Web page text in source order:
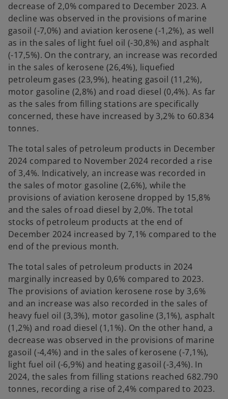
decrease of 2,0% compared to December 2023. A
decline was observed in the provisions of marine
gasoil (-7,0%) and aviation kerosene (-1,2%), as well
as in the sales of light fuel oil (-30,8%) and asphalt
(-17,5%). On the contrary, an increase was recorded
in the sales of kerosene (26,4%), liquefied
petroleum gases (23,9%), heating gasoil (11,2%),
motor gasoline (2,8%) and road diesel (0,4%). As far
as the sales from filling stations are specifically
concerned, these have increased by 3,2% to 60.834
tonnes.
The total sales of petroleum products in December
2024 compared to November 2024 recorded a rise
of 3,4%. Indicatively, an increase was recorded in
the sales of motor gasoline (2,6%), while the
provisions of aviation kerosene dropped by 15,8%
and the sales of road diesel by 2,0%. The total
stocks of petroleum products at the end of
December 2024 increased by 7,1% compared to the
end of the previous month.
The total sales of petroleum products in 2024
marginally increased by 0,6% compared to 2023.
The provisions of aviation kerosene rose by 3,6%
and an increase was also recorded in the sales of
heavy fuel oil (3,3%), motor gasoline (3,1%), asphalt
(1,2%) and road diesel (1,1%). On the other hand, a
decrease was observed in the provisions of marine
gasoil (-4,4%) and in the sales of kerosene (-7,1%),
light fuel oil (-6,9%) and heating gasoil (-3,4%). In
2024, the sales from filling stations reached 682.790
tonnes, recording a rise of 2,4% compared to 2023.